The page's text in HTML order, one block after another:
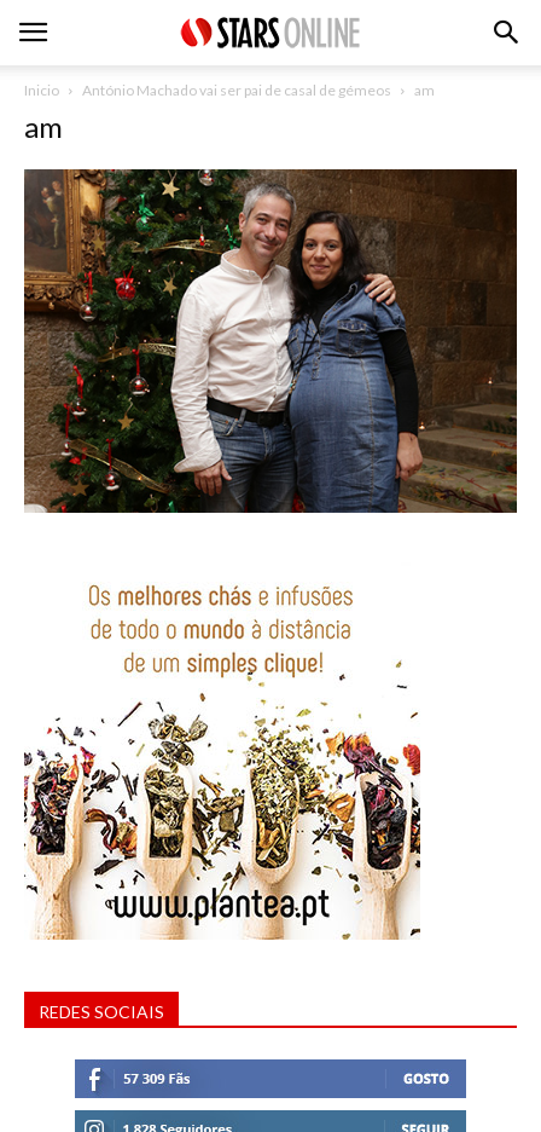
Inicio António Machado vai ser pai de casal de gémeos am
am
REDES SOCIAIS